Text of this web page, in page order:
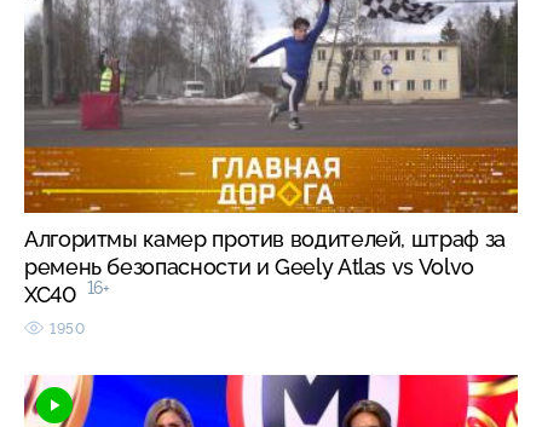
Алгоритмы камер против водителей, штраф за
ремень безопасности и Geely Atlas vs Volvo
XC40 16+
1950